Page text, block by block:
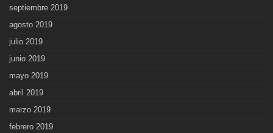
septiembre 2019
agosto 2019
julio 2019
junio 2019
mayo 2019
abril 2019
marzo 2019
febrero 2019